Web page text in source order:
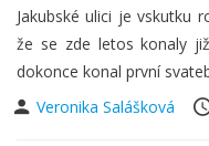
Jakubské ulici je vskutku
že se zde letos konaly
dokonce konal první
Veronika Salášková